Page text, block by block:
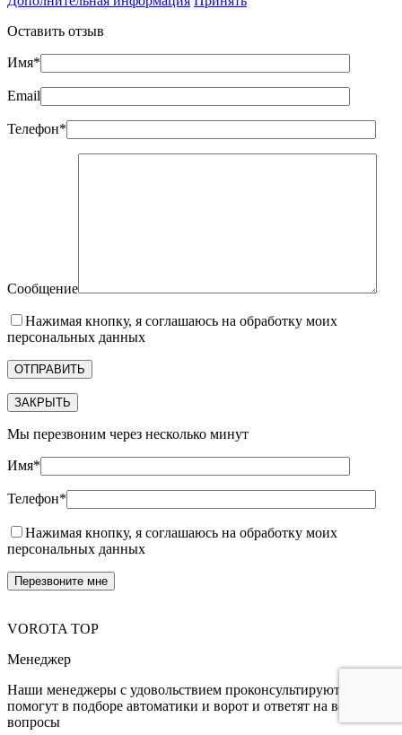
Оставить отзыв
Имя*
Email
Телефон*
Сообщение
Нажимая кнопку, я соглашаюсь на обработку моих
персональных данных
ЗАКРЫТЬ
Мы перезвоним через несколько минут
Имя*
Телефон*
Нажимая кнопку, я соглашаюсь на обработку моих
персональных данных
VOROTA TOP
Менеджер
Наши менеджеры с удовольствием проконсультируют,
помогут в подборе автоматики и ворот и ответят на все Ваши
вопросы